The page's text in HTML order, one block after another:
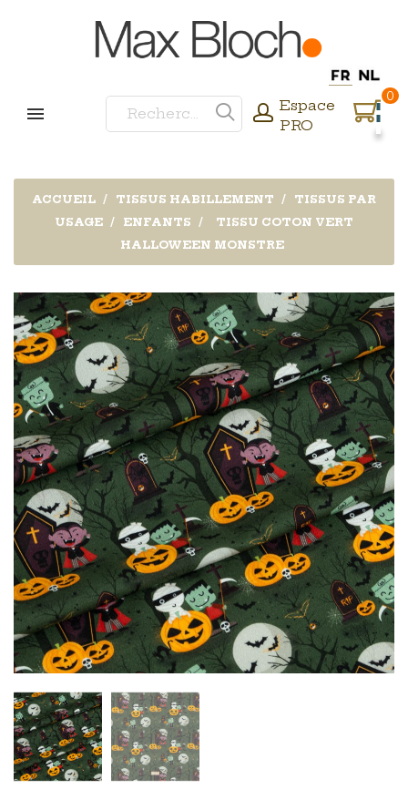
Espace
PRO
0
ACCUEIL TISSUS HABILLEMENT
TISSUS PAR
USAGE
ENFANTS
TISSU COTON VERT
HALLOWEEN MONSTRE